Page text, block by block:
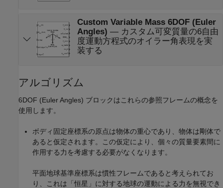
Custom Variable Mass 6DOF (Euler
Angles) — カスタム可変質量の6自由
度運動方程式のオイラー角表現を実
装する
アルゴリズム
6DOF (Euler Angles) ブロックはこれらの参照フレームの概念を
使用します。
ボディ固定座標系の原点は物体の重心であり、物体は剛体で
あると仮定されます。この仮定により、個々の質量要素間に
作用する力を考慮する必要がなくなります。
平面地球基準座標系は慣性フレームであると考えられてお
り、これは「恒星」に対する地球の運動による力を無視でき